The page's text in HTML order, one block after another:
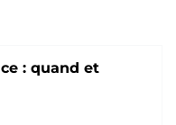
: quand et